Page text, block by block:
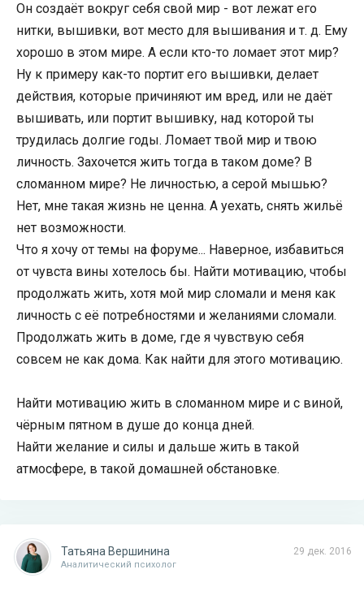
Он создаёт вокруг себя свой мир - вот лежат его
нитки, вышивки, вот место для вышивания и т. д. Ему
хорошо в этом мире. А если кто-то ломает этот мир?
Ну к примеру как-то портит его вышивки, делает
действия, которые причиняют им вред, или не даёт
вышивать, или портит вышивку, над которой ты
трудилась долгие годы. Ломает твой мир и твою
личность. Захочется жить тогда в таком доме? В
сломанном мире? Не личностью, а серой мышью?
Нет, мне такая жизнь не ценна. А уехать, снять жильё
нет возможности.
Что я хочу от темы на форуме... Наверное, избавиться
от чувста вины хотелось бы. Найти мотивацию, чтобы
продолжать жить, хотя мой мир сломали и меня как
личность с её потребностями и желаниями сломали.
Продолжать жить в доме, где я чувствую себя
совсем не как дома. Как найти для этого мотивацию.
Найти мотивацию жить в сломанном мире и с виной,
чёрным пятном в душе до конца дней.
Найти желание и силы и дальше жить в такой
атмосфере, в такой домашней обстановке.
29 дек. 2016
Татьяна Вершинина
Аналитический психолог